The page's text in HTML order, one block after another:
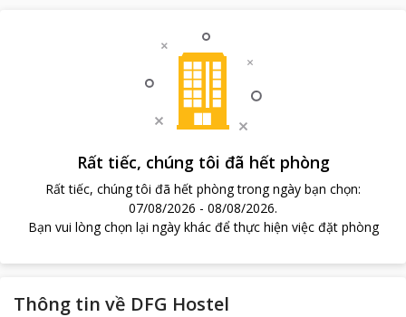
Rất tiếc, chúng tôi đã hết phòng
Rất tiếc, chúng tôi đã hết phòng trong ngày bạn chọn:
07/08/2026 - 08/08/2026.
Bạn vui lòng chọn lại ngày khác để thực hiện việc đặt phòng
Thông tin về DFG Hostel